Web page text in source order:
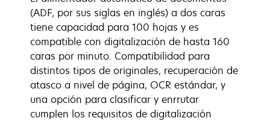
(ADF, por sus siglas en inglés) a dos caras
tiene capacidad para 100 hojas y es
compatible con digitalización de hasta 160
caras por minuto. Compatibilidad para
distintos tipos de originales, recuperación de
atasco a nivel de página, OCR estándar, y
una opción para clasificar y enrrutar
cumplen los requisitos de digitalización